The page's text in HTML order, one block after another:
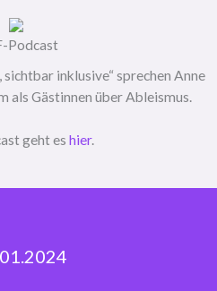
Podcast
inklusive“ sprechen Anne
als Gästinnen über Ableismus.
geht es hier.